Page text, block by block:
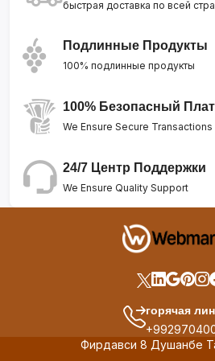
быстрая доставка по всей
Подлинные Продукты
100% подлинные продукты
100% Безопасный
We Ensure Secure Transactions
24/7 Центр Поддержки
We Ensure Quality Support
горячая
Фирдавси 8 Душанбе